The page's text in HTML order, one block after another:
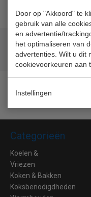
Door op "Akkoord" te
gebruik van alle
en advertentie/
het optimaliseren van
advertenties. Wilt u dit
cookievoorkeuren aan
Instellingen
Geld terug
Lage prijzen hoge
Categorieën
Koelen &
Vriezen
Koken & Bakken
Koksbenodigdheden